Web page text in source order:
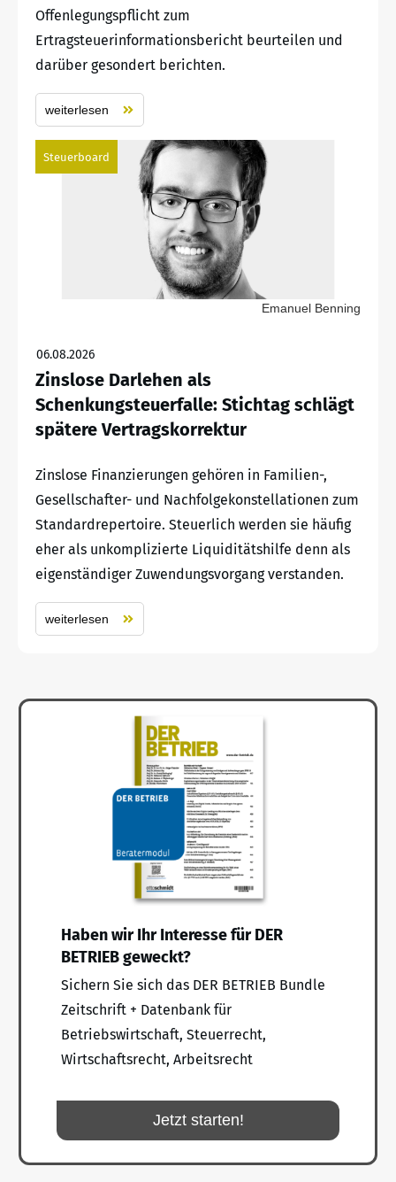
Offenlegungspflicht zum
Ertragsteuerinformationsbericht beurteilen und
darüber gesondert berichten.
weiterlesen
Steuerboard
Emanuel Benning
06.08.2026
Zinslose Darlehen als
Schenkungsteuerfalle: Stichtag schlägt
spätere Vertragskorrektur
Zinslose Finanzierungen gehören in Familien-,
Gesellschafter- und Nachfolgekonstellationen zum
Standardrepertoire. Steuerlich werden sie häufig
eher als unkomplizierte Liquiditätshilfe denn als
eigenständiger Zuwendungsvorgang verstanden.
weiterlesen
Haben wir Ihr Interesse für DER
BETRIEB geweckt?
Sichern Sie sich das DER BETRIEB Bundle
Zeitschrift + Datenbank für
Betriebswirtschaft, Steuerrecht,
Wirtschaftsrecht, Arbeitsrecht
Jetzt starten!